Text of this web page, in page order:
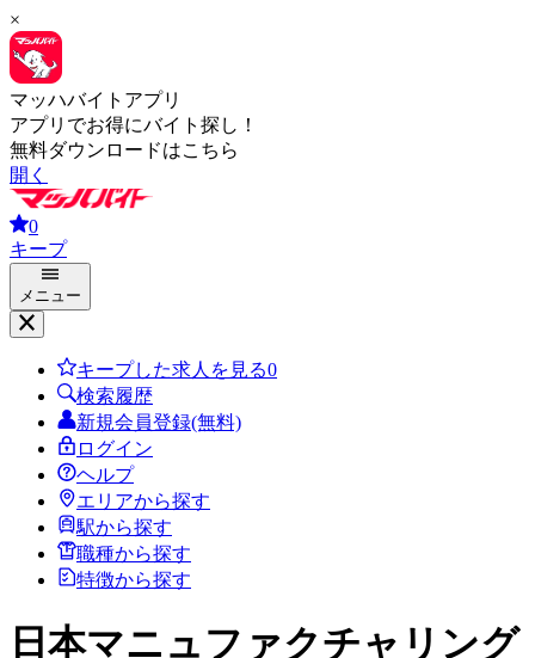
×
マッハバイトアプリ
アプリでお得にバイト探し！
無料ダウンロードはこちら
開く
0
キープ
メニュー
キープした求人を見る0
検索履歴
新規会員登録(無料)
ログイン
ヘルプ
エリアから探す
駅から探す
職種から探す
特徴から探す
日本マニュファクチャリング